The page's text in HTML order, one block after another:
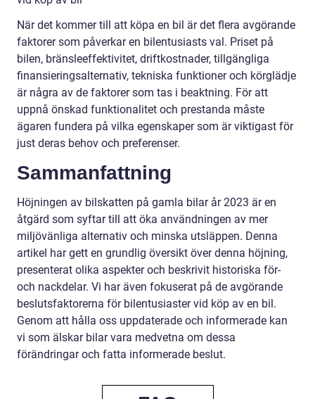
När det kommer till att köpa en bil är det flera avgörande
faktorer som påverkar en bilentusiasts val. Priset på
bilen, bränsleeffektivitet, driftkostnader, tillgängliga
finansieringsalternativ, tekniska funktioner och körglädje
är några av de faktorer som tas i beaktning. För att
uppnå önskad funktionalitet och prestanda måste
ägaren fundera på vilka egenskaper som är viktigast för
just deras behov och preferenser.
Sammanfattning
Höjningen av bilskatten på gamla bilar år 2023 är en
åtgärd som syftar till att öka användningen av mer
miljövänliga alternativ och minska utsläppen. Denna
artikel har gett en grundlig översikt över denna höjning,
presenterat olika aspekter och beskrivit historiska för-
och nackdelar. Vi har även fokuserat på de avgörande
beslutsfaktorerna för bilentusiaster vid köp av en bil.
Genom att hålla oss uppdaterade och informerade kan
vi som älskar bilar vara medvetna om dessa
förändringar och fatta informerade beslut.